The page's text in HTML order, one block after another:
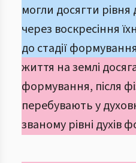
могли досягти
через воскресіння
до стадії
життя на землі
формування, після
перебувають у
званому рівні духів